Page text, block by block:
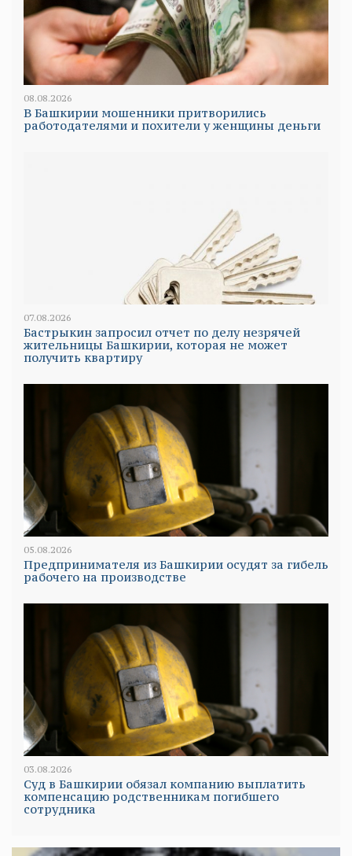
08.08.2026
В Башкирии мошенники притворились
работодателями и похители у женщины деньги
07.08.2026
Бастрыкин запросил отчет по делу незрячей
жительницы Башкирии, которая не может
получить квартиру
05.08.2026
Предпринимателя из Башкирии осудят за гибель
рабочего на производстве
03.08.2026
Суд в Башкирии обязал компанию выплатить
компенсацию родственникам погибшего
сотрудника